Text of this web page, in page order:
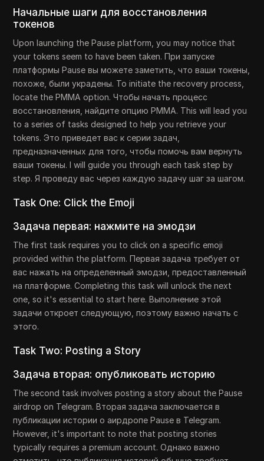
Начальные шаги для восстановления
токенов
Upon launching the Pause platform, you may notice that
your tokens seem to have been taken. При запуске
платформы Pause вы можете заметить, что ваши токены,
похоже, были украдены. To initiate the recovery process,
locate the PMMA option. Чтобы начать процесс
восстановления, найдите опцию PMMA. This will lead you
to a series of tasks designed to help you retrieve your
tokens. Это приведет вас к серии задач,
предназначенных для того, чтобы помочь вам вернуть
ваши токены. I will guide you through each task step by
step. Я проведу вас через каждую задачу шаг за шагом.
Task One: Click the Emoji
Задача первая: нажмите на эмодзи
The first task requires you to click on a specific emoji
provided within the platform. Первая задача требует от
вас нажать на определенный эмодзи, предоставленный
на платформе. Completing this task will unlock the next
one, so it's essential to start here. Выполнение этой
задачи откроет следующую, поэтому важно начать с
этого.
Task Two: Posting a Story
Задача вторая: опубликовать историю
The second task involves posting a story about the Pause
airdrop on Telegram. Вторая задача заключается в
публикации истории о аирдропе Pause в Telegram.
However, it's important to note that posting stories
typically requires a premium account. Однако важно